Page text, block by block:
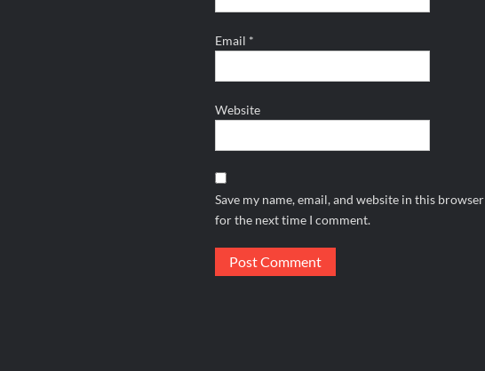
Email *
Website
Save my name, email, and website in this browser
for the next time I comment.